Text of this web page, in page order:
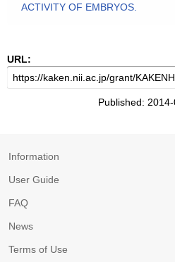
ACTIVITY OF EMBRYOS.
URL:
Published:
Information
User Guide
FAQ
News
Terms of Use